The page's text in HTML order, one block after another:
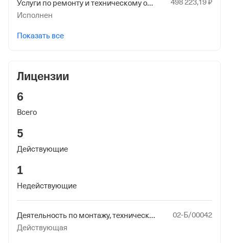
Услуги по ремонту и техническому обслуживанию прочего оборудования общего назначения, не включенного в другие группировки 498223,19₽
Исполнен
Показать все
Лицензии
6
Всего
5
Действующие
1
Недействующие
Деятельность по монтажу, техническому обслуживанию и ремонту средств обеспечения пожарной безопасности зданий и сооружений
02-Б/00042
Действующая